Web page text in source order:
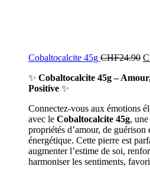
Cobaltocalcite 45g CHF24.90
✨ Cobaltocalcite 45g –
Positive ✨
Connectez-vous aux émotions
avec le Cobaltocalcite 45g,
propriétés d’amour, de
énergétique. Cette pierre est
augmenter l’estime de soi,
harmoniser les sentiments,